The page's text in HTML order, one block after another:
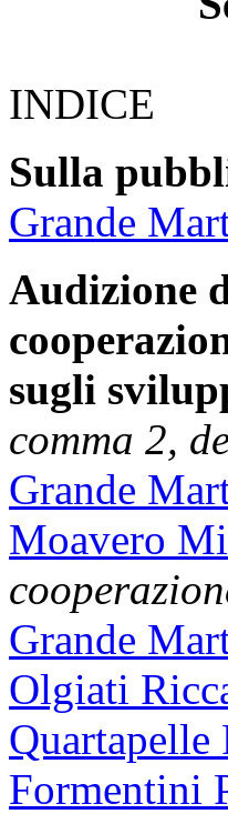
INDICE
Sulla
Grande
Audizione
sugli
comma 2,
Grande
Moavero
Grande
Olgiati
Formentini